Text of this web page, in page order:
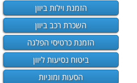
הזמנת וילות ביוון
השכרת רכב ביוון
הזמנת כרטיסי הפלגה
ביטוח נסיעות ליוון
הסעות ומוניות